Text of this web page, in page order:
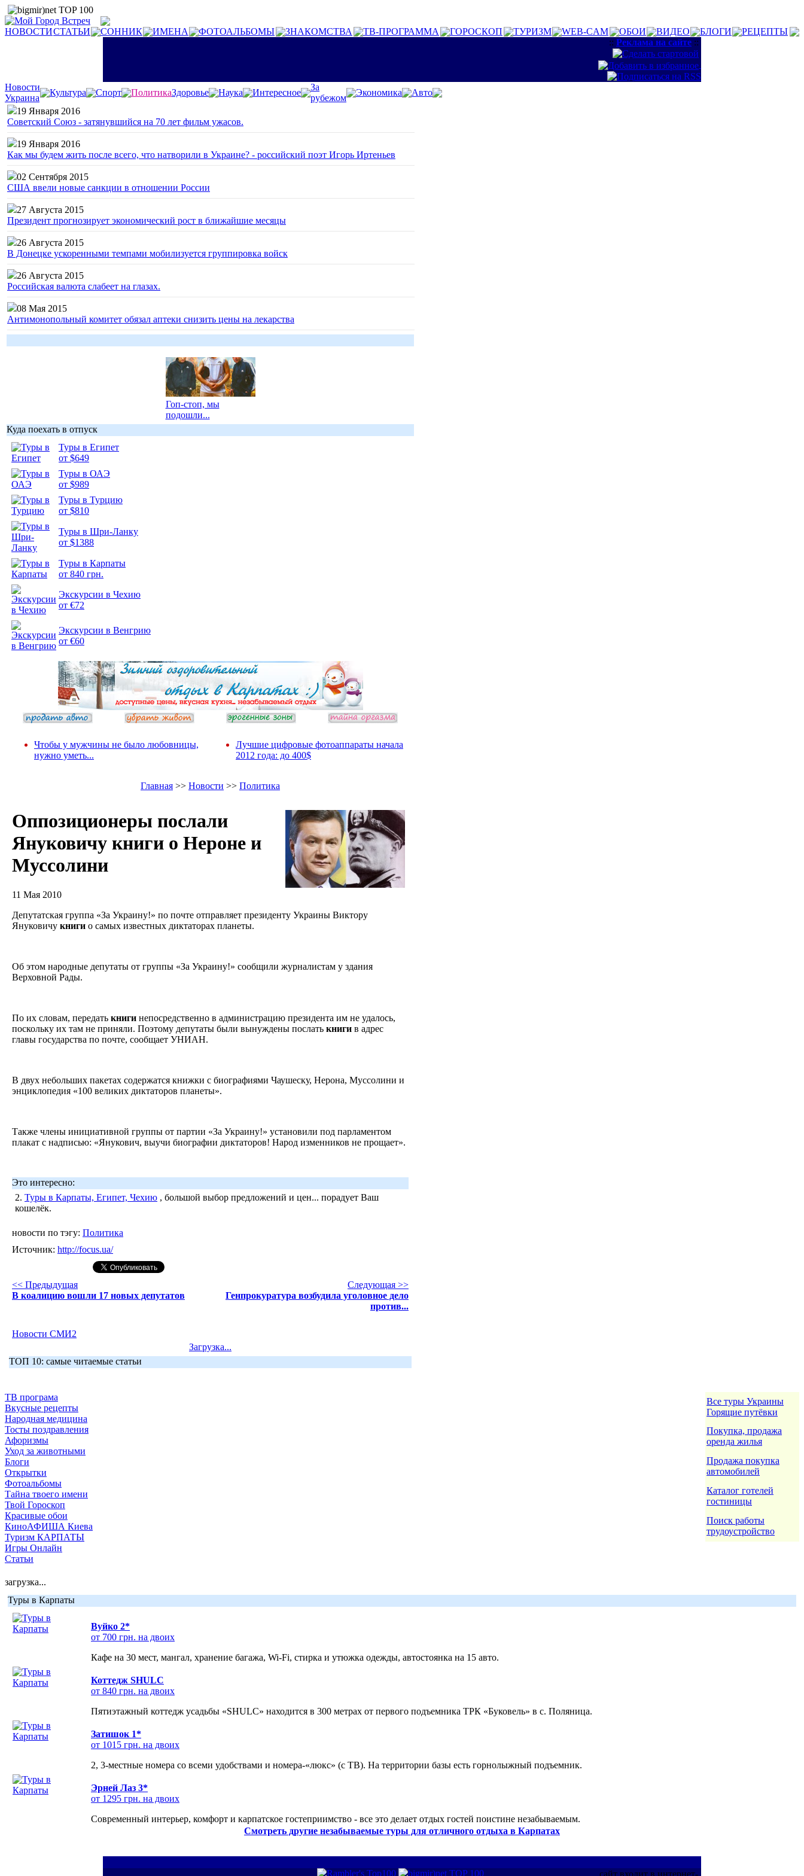
НОВОСТИСТАТЬИ СОННИК ИМЕНА ФОТОАЛЬБОМЫ ЗНАКОМСТВА ТВ-ПРОГРАММА ГОРОСКОП ТУРИЗМ WEB-CAM ОБОИ ВИДЕО БЛОГИ
РЕЦЕПТЫ
:: Реклама на сайте ::
Новости
Украина
Культура Спорт ПолитикаЗдоровье Наука Интересное
За
рубежом
Экономика
Авто
19 Января 2016
Советский Союз - затянувшийся на 70 лет фильм ужасов.
19 Января 2016
Как мы будем жить после всего, что натворили в Украине? - российский поэт Игорь Иртеньев
02 Сентября 2015
США ввели новые санкции в отношении России
27 Августа 2015
Президент прогнозирует экономический рост в ближайшие месяцы
26 Августа 2015
В Донецке ускоренными темпами мобилизуется группировка войск
26 Августа 2015
Российская валюта слабеет на глазах.
08 Мая 2015
Антимонопольный комитет обязал аптеки снизить цены на лекарства
Гоп-стоп, мы
подошли...
Куда поехать в отпуск
Туры в Египет
от $649
Туры в ОАЭ
от $989
Туры в Турцию
от $810
Туры в Шри-Ланку
от $1388
Туры в Карпаты
от 840 грн.
Экскурсии в Чехию
от €72
Экскурсии в Венгрию
от €60
Чтобы у мужчины не было любовницы,
нужно уметь...
Лучшие цифровые фотоаппараты начала
2012 года: до 400$
Главная >> Новости >> Политика
Оппозиционеры послали
Януковичу книги о Нероне и
Муссолини
11 Мая 2010
Депутатская группа «За Украину!» по почте отправляет президенту Украины Виктору
Януковичу книги о самых известных диктаторах планеты.
Об этом народные депутаты от группы «За Украину!» сообщили журналистам у здания
Верховной Рады.
По их словам, передать книги непосредственно в администрацию президента им не удалось,
поскольку их там не приняли. Поэтому депутаты были вынуждены послать книги в адрес
главы государства по почте, сообщает УНИАН.
В двух небольших пакетах содержатся книжки с биографиями Чаушеску, Нерона, Муссолини и
энциклопедия «100 великих диктаторов планеты».
Также члены инициативной группы от партии «За Украину!» установили под парламентом
плакат с надписью: «Янукович, выучи биографии диктаторов! Народ изменников не прощает».
Это интересно:
2. Туры в Карпаты, Египет, Чехию , большой выбор предложений и цен... порадует Ваш
кошелёк.
новости по тэгу: Политика
Источник: http://focus.ua/
<< Предыдущая
В коалицию вошли 17 новых депутатов
Следующая >>
Генпрокуратура возбудила уголовное дело
против...
Новости СМИ2
Загрузка...
ТОП 10: самые читаемые статьи
ТВ програма
Вкусные рецепты
Народная медицина
Тосты поздравления
Афоризмы
Уход за животными
Блоги
Открытки
Фотоальбомы
Тайна твоего имени
Твой Гороскоп
Красивые обои
КиноАФИША Киева
Туризм КАРПАТЫ
Игры Онлайн
Статьи
Все туры Украины
Горящие путёвки
Покупка, продажа
оренда жилья
Продажа покупка
автомобилей
Каталог готелей
гостиницы
Поиск работы
трудоустройство
загрузка...
Туры в Карпаты
Вуйко 2*
от 700 грн. на двоих
Кафе на 30 мест, мангал, хранение багажа, Wi-Fi, стирка и утюжка одежды, автостоянка на 15 авто.
Коттедж SHULC
от 840 грн. на двоих
Пятиэтажный коттедж усадьбы «SHULC» находится в 300 метрах от первого подъемника ТРК «Буковель» в с. Поляница.
Затишок 1*
от 1015 грн. на двоих
2, 3-местные номера со всеми удобствами и номера-«люкс» (с ТВ). На территории базы есть горнолыжный подъемник.
Эрней Лаз 3*
от 1295 грн. на двоих
Современный интерьер, комфорт и карпатское гостеприимство - все это делает отдых гостей поистине незабываемым.
Смотреть другие незабываемые туры для отличного отдыха в Карпатах
сайт входит в интернет-